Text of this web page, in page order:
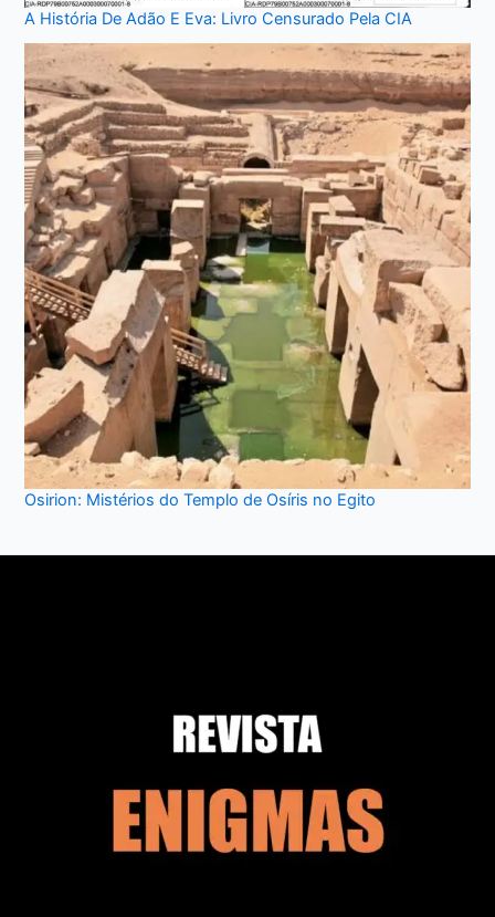
A História De Adão E Eva: Livro Censurado Pela CIA
Osirion: Mistérios do Templo de Osíris no Egito